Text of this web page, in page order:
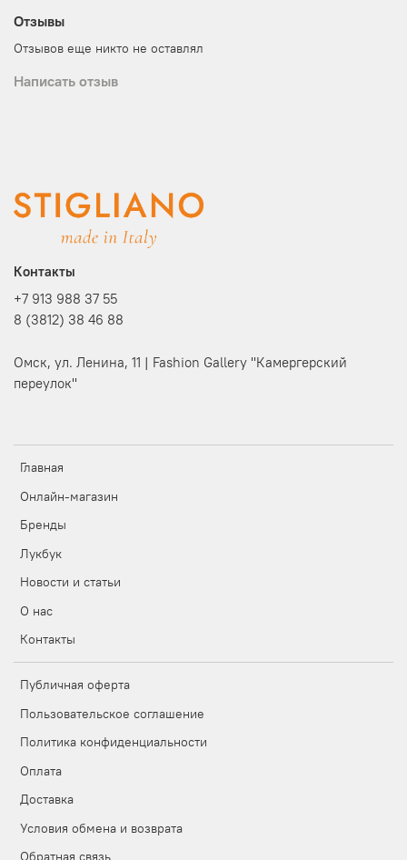
Отзывы
Отзывов еще никто не оставлял
Написать отзыв
Главная
Онлайн-магазин
Бренды
Лукбук
Новости и статьи
О нас
Контакты
Публичная оферта
Пользовательское соглашение
Политика конфиденциальности
Оплата
Доставка
Условия обмена и возврата
Обратная связь
Контакты
+7 913 988 37 55
8 (3812) 38 46 88
Омск, ул. Ленина, 11 | Fashion Gallery "Камергерский
переулок"